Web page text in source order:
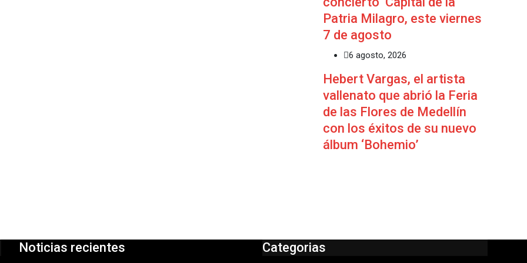
Patria Milagro, este viernes
7 de agosto
6 agosto, 2026
Hebert Vargas, el artista
vallenato que abrió la Feria
de las Flores de Medellín
con los éxitos de su nuevo
álbum ‘Bohemio’
Noticias recientes Categorias